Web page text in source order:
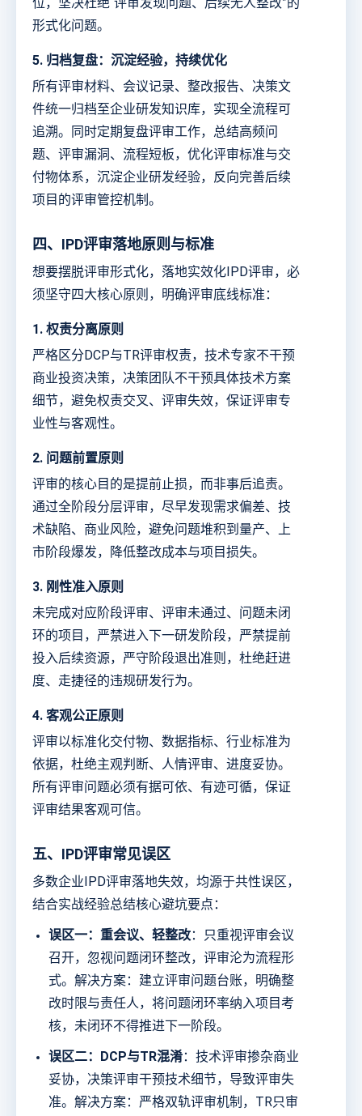
形式化问题。
5. 归档复盘：沉淀经验，持续优化
所有评审材料、会议记录、整改报告、决策文
件统一归档至企业研发知识库，实现全流程可
追溯。同时定期复盘评审工作，总结高频问
题、评审漏洞、流程短板，优化评审标准与交
付物体系，沉淀企业研发经验，反向完善后续
项目的评审管控机制。
四、IPD评审落地原则与标准
想要摆脱评审形式化，落地实效化IPD评审，必
须坚守四大核心原则，明确评审底线标准：
1. 权责分离原则
严格区分DCP与TR评审权责，技术专家不干预
商业投资决策，决策团队不干预具体技术方案
细节，避免权责交叉、评审失效，保证评审专
业性与客观性。
2. 问题前置原则
评审的核心目的是提前止损，而非事后追责。
通过全阶段分层评审，尽早发现需求偏差、技
术缺陷、商业风险，避免问题堆积到量产、上
市阶段爆发，降低整改成本与项目损失。
3. 刚性准入原则
未完成对应阶段评审、评审未通过、问题未闭
环的项目，严禁进入下一研发阶段，严禁提前
投入后续资源，严守阶段退出准则，杜绝赶进
度、走捷径的违规研发行为。
4. 客观公正原则
评审以标准化交付物、数据指标、行业标准为
依据，杜绝主观判断、人情评审、进度妥协。
所有评审问题必须有据可依、有迹可循，保证
评审结果客观可信。
五、IPD评审常见误区
多数企业IPD评审落地失效，均源于共性误区，
结合实战经验总结核心避坑要点：
误区一：重会议、轻整改：只重视评审会议
召开，忽视问题闭环整改，评审沦为流程形
式。解决方案：建立评审问题台账，明确整
改时限与责任人，将问题闭环率纳入项目考
核，未闭环不得推进下一阶段。
误区二：DCP与TR混淆：技术评审掺杂商业
妥协，决策评审干预技术细节，导致评审失
准。解决方案：严格双轨评审机制，TR只审